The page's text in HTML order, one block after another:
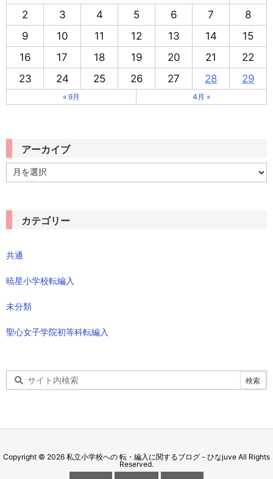
2
3 4 5 6 7
8
9
10 11 12 13 14
15
16
17 18 19 20 21
22
23
24 25 26 27 28 29
« 9月 4月 »
アーカイブ
ー
カテゴリー
共通
暁星小学校転編入
未分類
聖心女子学院初等科転編入
Copyright © 2026 私立小学校への 転・編入に関するブログ - ひなjuve All Rights
Reserved.